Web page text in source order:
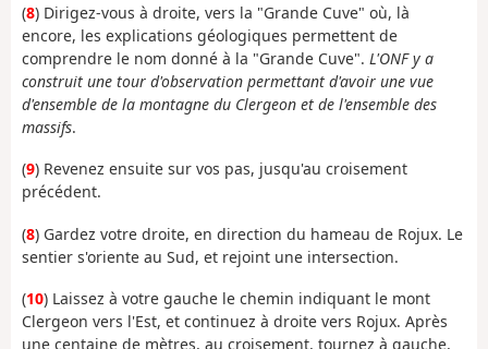
(8) Dirigez-vous à droite, vers la "Grande Cuve" où, là
encore, les explications géologiques permettent de
comprendre le nom donné à la "Grande Cuve". L'ONF y a
construit une tour d'observation permettant d'avoir une vue
d'ensemble de la montagne du Clergeon et de l'ensemble des
massifs.
(9) Revenez ensuite sur vos pas, jusqu'au croisement
précédent.
(8) Gardez votre droite, en direction du hameau de Rojux. Le
sentier s'oriente au Sud, et rejoint une intersection.
(10) Laissez à votre gauche le chemin indiquant le mont
Clergeon vers l'Est, et continuez à droite vers Rojux. Après
une centaine de mètres, au croisement, tournez à gauche,